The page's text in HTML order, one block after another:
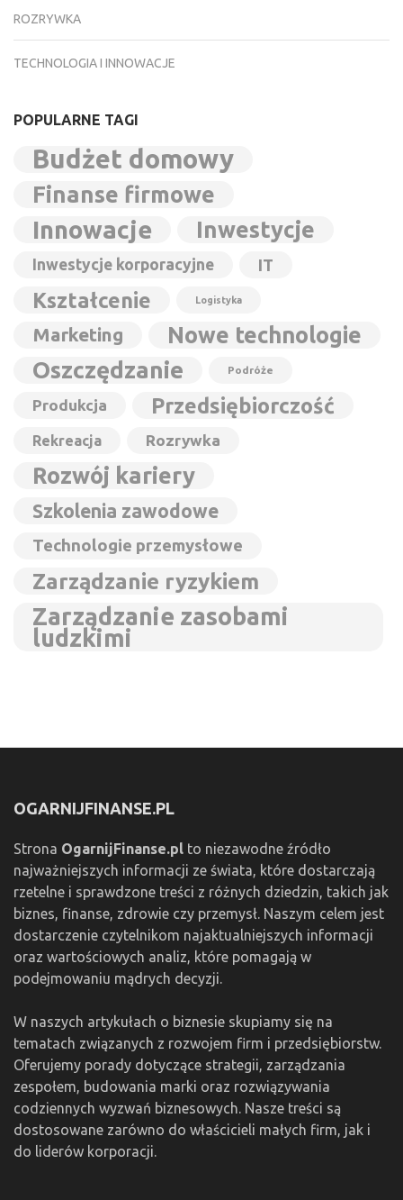
ROZRYWKA
TECHNOLOGIA I INNOWACJE
POPULARNE TAGI
Budżet domowy
Finanse firmowe
Innowacje Inwestycje
Inwestycje korporacyjne IT
Kształcenie Logistyka
Marketing Nowe technologie
Oszczędzanie Podróże
Produkcja Przedsiębiorczość
Rekreacja Rozrywka
Rozwój kariery
Szkolenia zawodowe
Technologie przemysłowe
Zarządzanie ryzykiem
Zarządzanie zasobami
ludzkimi
OGARNIJFINANSE.PL
Strona OgarnijFinanse.pl to niezawodne źródło
najważniejszych informacji ze świata, które dostarczają
rzetelne i sprawdzone treści z różnych dziedzin, takich jak
biznes, finanse, zdrowie czy przemysł. Naszym celem jest
dostarczenie czytelnikom najaktualniejszych informacji
oraz wartościowych analiz, które pomagają w
podejmowaniu mądrych decyzji.
W naszych artykułach o biznesie skupiamy się na
tematach związanych z rozwojem firm i przedsiębiorstw.
Oferujemy porady dotyczące strategii, zarządzania
zespołem, budowania marki oraz rozwiązywania
codziennych wyzwań biznesowych. Nasze treści są
dostosowane zarówno do właścicieli małych firm, jak i
do liderów korporacji.